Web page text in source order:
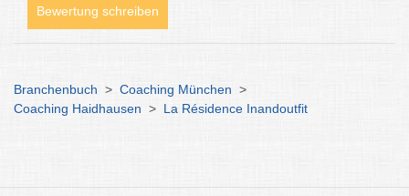
Bewertung schreiben
Branchenbuch > Coaching München >
Coaching Haidhausen > La Résidence Inandoutfit